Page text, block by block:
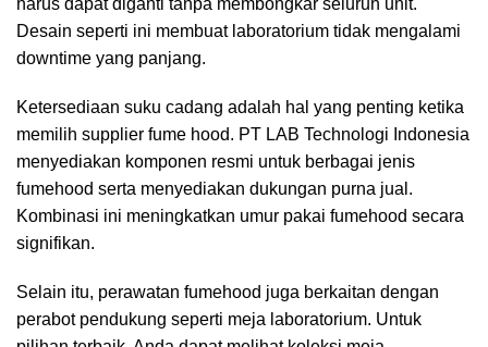
harus dapat diganti tanpa membongkar seluruh unit.
Desain seperti ini membuat laboratorium tidak mengalami
downtime yang panjang.
Ketersediaan suku cadang adalah hal yang penting ketika
memilih supplier fume hood. PT LAB Technologi Indonesia
menyediakan komponen resmi untuk berbagai jenis
fumehood serta menyediakan dukungan purna jual.
Kombinasi ini meningkatkan umur pakai fumehood secara
signifikan.
Selain itu, perawatan fumehood juga berkaitan dengan
perabot pendukung seperti meja laboratorium. Untuk